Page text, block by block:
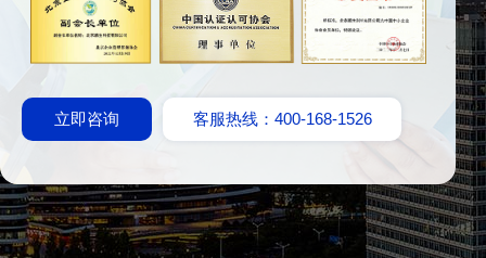
立即咨询 客服热线：400-168-1526